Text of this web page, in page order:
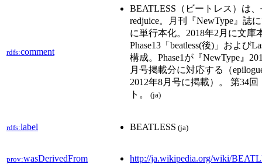
rdfs:comment
BEATLESS（ビートレス）は
redjuice。月刊『NewType』誌
に単行本化。2018年2月に文庫
Phase13「beatless(後)」および
構成。Phase1が『NewType』
月号掲載分に対応する（
2012年8月号に掲載）。 第34
ト。
(ja)
rdfs:label BEATLESS (ja)
prov:wasDerivedFrom http://ja.wikipedia.org/wiki/